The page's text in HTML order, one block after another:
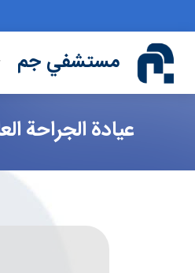
مستشفي جم
عيادة الجراحة